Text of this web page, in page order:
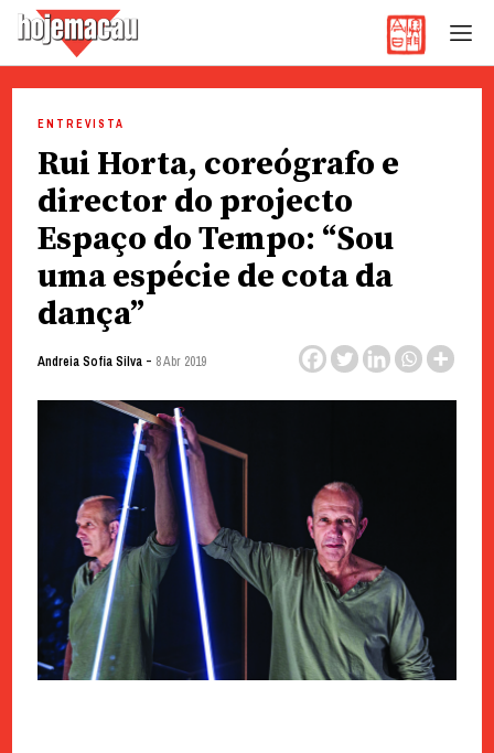
content
ENTREVISTA
Rui Horta, coreógrafo e
director do projecto
Espaço do Tempo: “Sou
uma espécie de cota da
dança”
Andreia Sofia Silva- 8 Abr 2019